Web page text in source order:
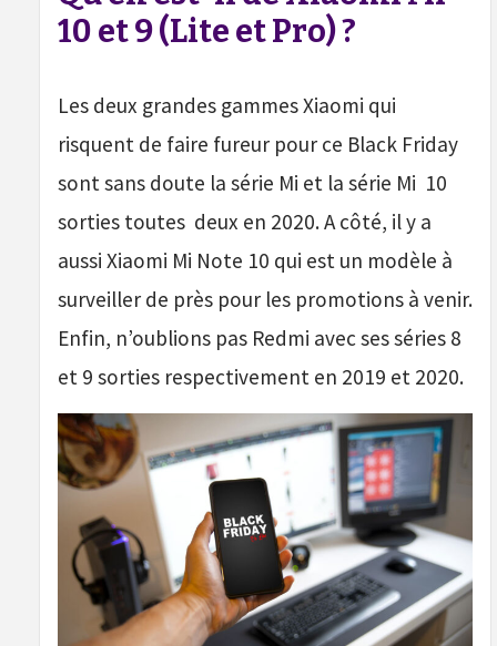
10 et 9 (Lite et Pro) ?
Les deux grandes gammes Xiaomi qui
risquent de faire fureur pour ce Black Friday
sont sans doute la série Mi et la série Mi 10
sorties toutes deux en 2020. A côté, il y a
aussi Xiaomi Mi Note 10 qui est un modèle à
surveiller de près pour les promotions à venir.
Enfin, n’oublions pas Redmi avec ses séries 8
et 9 sorties respectivement en 2019 et 2020.